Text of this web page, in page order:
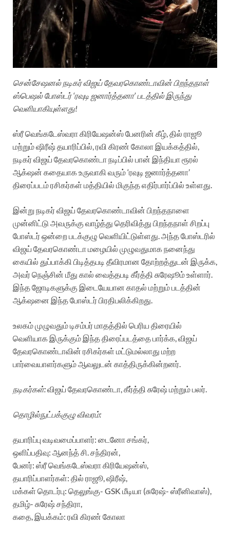
சென்சேஷனல் நடிகர் விஜய் தேவரகொண்டாவின் பிறந்தநாள்
ஸ்பெஷல் போஸ்டர் ‘ரவுடி ஜனார்த்தனா’ படத்தில் இருந்து
வெளியாகியுள்ளது!
ஸ்ரீ வெங்கடேஸ்வரா கிரியேஷன்ஸ் பேனரின் கீழ், தில் ராஜூ
மற்றும் ஷிரீஷ் தயாரிப்பில், ரவி கிரண் கோலா இயக்கத்தில்,
நடிகர் விஜய் தேவரகொண்டா நடிப்பில் பான் இந்தியா ரூரல்
ஆக்‌ஷன் கதையாக உருவாகி வரும் ‘ரவுடி ஜனார்த்தனா’
திரைப்படம் ரசிகர்கள் மத்தியில் மிகுந்த எதிர்பார்ப்பில் உள்ளது.
இன்று நடிகர் விஜய் தேவரகொண்டாவின் பிறந்தநாளை
முன்னிட்டு அவருக்கு வாழ்த்து தெரிவித்து பிறந்தநாள் சிறப்பு
போஸ்டர் ஒன்றை படக்குழு வெளியிட்டுள்ளது. அந்த போஸ்டரில்
விஜய் தேவரகொண்டா மழையில் முழுவதுமாக நனைந்து
கையில் துப்பாக்கி பிடித்தபடி தீவிரமான தோற்றத்துடன் இருக்க,
அவர் நெஞ்சின் மீது கால் வைத்தபடி கீர்த்தி சுரேஷூம் உள்ளார்.
இந்த ஜோடிகளுக்கு இடையேயான காதல் மற்றும் படத்தின்
ஆக்‌ஷனை இந்த போஸ்டர் பிரதிபலிக்கிறது.
உலகம் முழுவதும் டிசம்பர் மாதத்தில் பெரிய திரையில்
வெளியாக இருக்கும் இந்த திரைப்படத்தை பார்க்க, விஜய்
தேவரகொண்டாவின் ரசிகர்கள் மட்டுமல்லாது மற்ற
பார்வையாளர்களும் ஆவலுடன் காத்திருக்கின்றனர்.
நடிகர்கள்:விஜய் தேவரகொண்டா, கீர்த்தி சுரேஷ் மற்றும் பலர்.
தொழில்நுட்பக்குழு விவரம்:
தயாரிப்பு வடிவமைப்பாளர்: டைனோ சங்கர்,
ஒளிப்பதிவு: ஆனந்த் சி. சந்திரன்,
பேனர்: ஸ்ரீ வெங்கடேஸ்வரா கிரியேஷன்ஸ்,
தயாரிப்பாளர்கள்: தில் ராஜூ, ஷிரீஷ்,
மக்கள் தொடர்பு: தெலுங்கு- GSK மீடியா (சுரேஷ்- ஸ்ரீனிவாஸ்),
தமிழ்- சுரேஷ் சந்திரா,
கதை, இயக்கம்: ரவி கிரண் கோலா